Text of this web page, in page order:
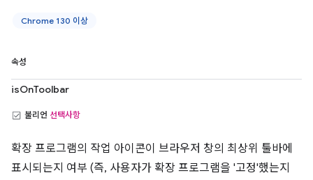
Chrome 130 이상
속성
isOnToolbar
불리언 선택사항
확장 프로그램의 작업 아이콘이 브라우저 창의 최상위 툴바에
표시되는지 여부 (즉, 사용자가 확장 프로그램을 '고정'했는지